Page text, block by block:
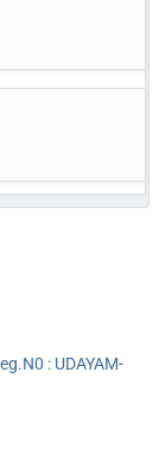
: UDAYAM-